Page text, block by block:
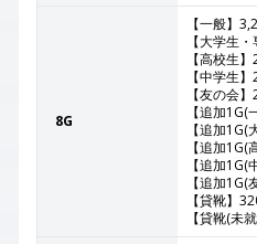
8G
【一般】
【大学生
【高校生
【中学生
【友の会
【追加1G(
【追加
【追加1G(
【追加1G(
【追加1G(
【貸靴】
【貸靴(未